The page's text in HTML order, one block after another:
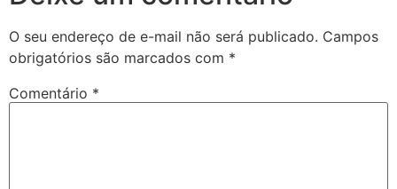
O seu endereço de e-mail não será publicado. Campos
obrigatórios são marcados com *
Comentário *